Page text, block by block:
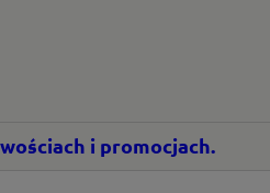
i promocjach.